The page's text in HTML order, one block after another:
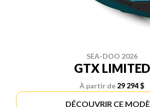
SEA-DOO 2026
GTX LIMITED
À partir de 29 294 $
DÉCOUVRIR CE